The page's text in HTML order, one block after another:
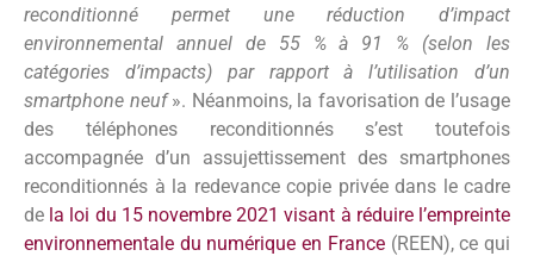
reconditionné permet une réduction d’impact
environnemental annuel de 55 % à 91 % (selon les
catégories d’impacts) par rapport à l’utilisation d’un
smartphone neuf». Néanmoins, la favorisation de l’usage
des téléphones reconditionnés
s’est toutefois
accompagnée d’un assujettissement des smartphones
reconditionnés à la redevance copie privée dans le cadre
de la loi du 15 novembre 2021 visant à réduire l’empreinte
environnementale du numérique en France(REEN), ce qui